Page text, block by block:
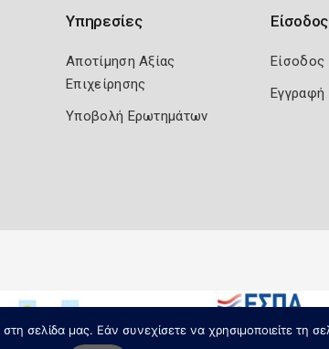
Υπηρεσίες
Αποτίμηση Αξίας
Επιχείρησης
Υποβολή Ερωτημάτων
Είσοδος
Εγγραφή
σελίδα μας. Εάν συνεχίσετε να χρησιμοποιείτε τη